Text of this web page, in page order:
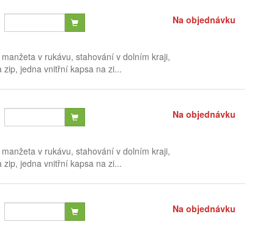
Na objednávku
v rukávu, stahování v dolním kraji,
jedna vnitřní kapsa na zi...
Na objednávku
v rukávu, stahování v dolním kraji,
jedna vnitřní kapsa na zi...
Na objednávku